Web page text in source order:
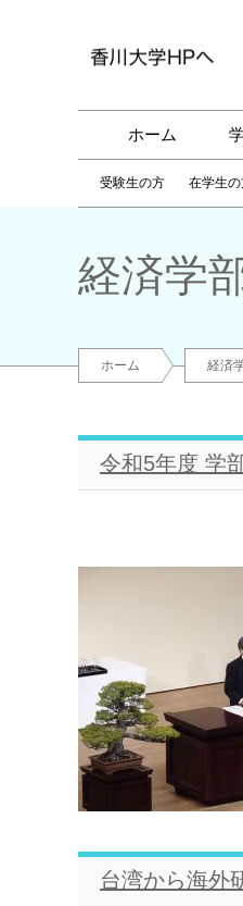
ホーム
受験生の方 在学生の
経済学
ホーム 経済
令和5年度 学
台湾から海外